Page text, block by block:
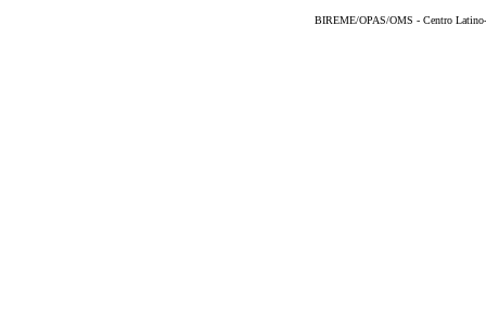
BIREME/OPAS/OMS - Centro Latino-